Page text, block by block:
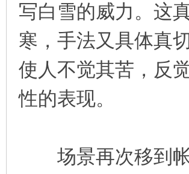
写白雪的威力。这
寒，手法又具体真
使人不觉其苦，反
性的表现。
场景再次移到帐